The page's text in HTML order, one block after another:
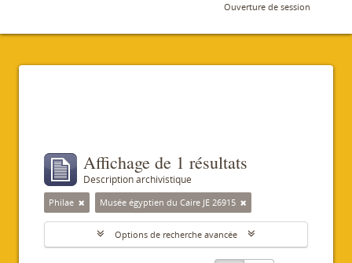
Ouverture de session
Affichage de 1 résultats
Description archivistique
Philae Musée égyptien du Caire JE 26915
Options de recherche avancée